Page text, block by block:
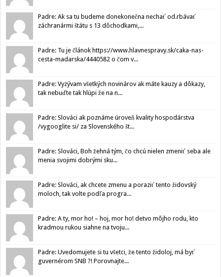
Padre: Ak sa tu budeme donekonečna nechať od.rbávať
záchranármi štátu s 13 dôchodkami,...
Padre: Tu je článok https://www.hlavnespravy.sk/caka-nas-
cesta-madarska/4440582 o čom v...
Padre: Vyzývam všetkých novinárov ak máte kauzy a dôkazy,
tak nebuďte tak hlúpi že na n...
Padre: Slováci ak poznáme úroveň kvality hospodárstva
/vygooglite si/ za Slovenského št...
Padre: Slováci, Boh žehná tým, čo chcú nielen zmeniť seba ale
menia svojimi dobrými sku...
Padre: Slováci, ak chcete zmenu a poraziť tento židovský
moloch, tak volte podľa progra...
Padre: A ty, mor ho! – hoj, mor ho! detvo môjho rodu, kto
kradmou rukou siahne na tvoju...
Padre: Uvedomujete si tu všetci, že tento židoloj, má byť
guvernérom SNB ?! Porovnajte...